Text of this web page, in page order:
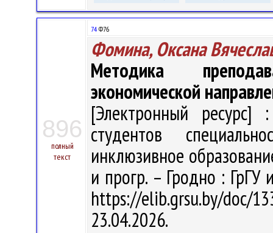
896
полный
текст
74 Ф76
Фомина, Оксана
Методика
экономической
[Электронный ресурс]
студентов
инклюзивное
и прогр. – Гродно :
https://elib.grsu.by/doc/
23.04.2026.